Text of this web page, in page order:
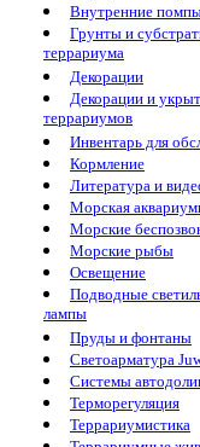
Внутренние
Грунты и
террариума
Декорации
Декорации и
террариумов
Инвентарь для
Кормление
Литература и
Морская
Морские
Морские рыбы
Освещение
Подводные
лампы
Пруды и фонтаны
Светоарматура
Системы
Терморегуляция
Террариумистика